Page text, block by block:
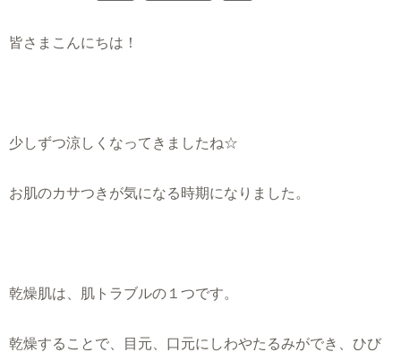
皆さまこんにちは！
少しずつ涼しくなってきましたね☆
お肌のカサつきが気になる時期になりました。
乾燥肌は、肌トラブルの１つです。
乾燥することで、目元、口元にしわやたるみができ、ひび